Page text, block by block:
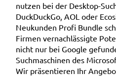
nutzen bei der Desktop-
DuckDuckGo, AOL oder
Neukunden Profi Bundle
Firmen vernachlässigte
nicht nur bei Google
Suchmaschinen des
Wir präsentieren Ihr